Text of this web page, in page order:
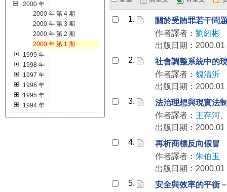
2000 年
2000 年 第 4 期
2000 年 第 3 期
2000 年 第 2 期
2000 年 第 1 期
1999 年
1998 年
1997 年
1996 年
1995 年
1994 年
1.
關於受賄罪若干問
作者譯者： 劉紹彬
出版日期：2000.01
2.
社會調整系統中的
作者譯者： 魏清沂
出版日期：2000.01
3.
法治理想與現實法
作者譯者： 王存河
出版日期：2000.01
4.
再析商標反向假冒
作者譯者： 朱伯玉
出版日期：2000.01
5.
安全與效率的平衡